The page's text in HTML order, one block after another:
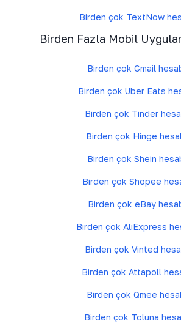
Birden çok TextNow
Birden Fazla Mobil
Birden çok Gmail
Birden çok Uber Eats
Birden çok Tinder
Birden çok Hinge
Birden çok Shein
Birden çok Shopee
Birden çok eBay
Birden çok AliExpress
Birden çok Vinted
Birden çok Attapoll
Birden çok Qmee
Birden çok Toluna